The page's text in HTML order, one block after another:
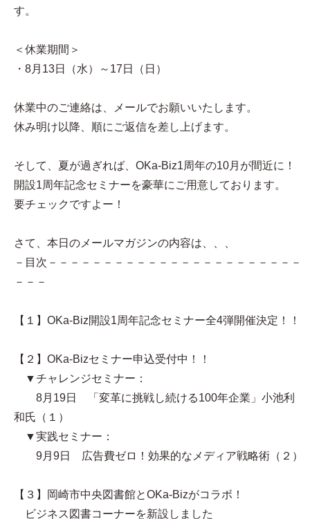
す。
＜休業期間＞
・8月13日（水）～17日（日）
休業中のご連絡は、メールでお願いいたします。
休み明け以降、順にご返信を差し上げます。
そして、夏が過ぎれば、OKa-Biz1周年の10月が間近に！
開設1周年記念セミナーを豪華にご用意しております。
要チェックですよー！
さて、本日のメールマガジンの内容は、、、
－目次－－－－－－－－－－－－－－－－－－－－－－－
－－－
【１】OKa-Biz開設1周年記念セミナー全4弾開催決定！！
【２】OKa-Bizセミナー申込受付中！！
▼チャレンジセミナー：
8月19日 「変革に挑戦し続ける100年企業」小池利
和氏（１）
▼実践セミナー：
9月9日 広告費ゼロ！効果的なメディア戦略術（２）
【３】岡崎市中央図書館とOKa-Bizがコラボ！
ビジネス図書コーナーを新設しました